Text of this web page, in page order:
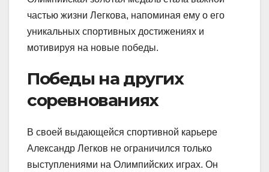
частью жизни Легкова, напоминая ему о его
уникальных спортивных достижениях и
мотивируя на новые победы.
Победы на других
соревнованиях
В своей выдающейся спортивной карьере
Александр Легков не ограничился только
выступлениями на Олимпийских играх. Он